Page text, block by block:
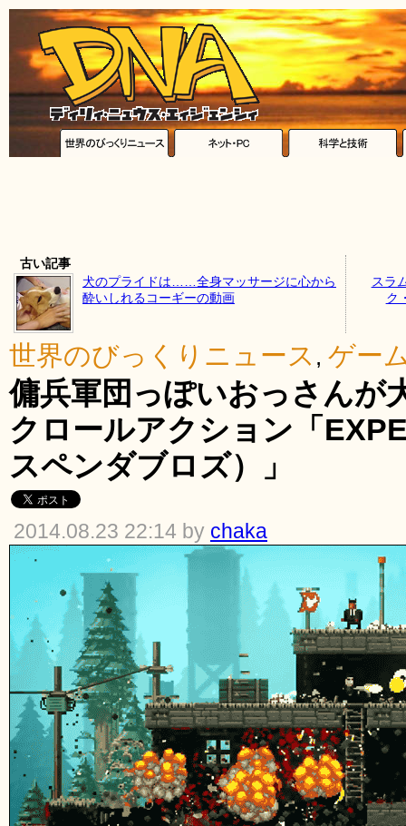
古い記事
犬のプライドは……全身マッサージに心から
酔いしれるコーギーの動画
スラ
ク
世界のびっくりニュース , ゲー
傭兵軍団っぽいおっさんが
クロールアクション「
スペンダブロズ）」
2014.08.23 22:14 by chaka